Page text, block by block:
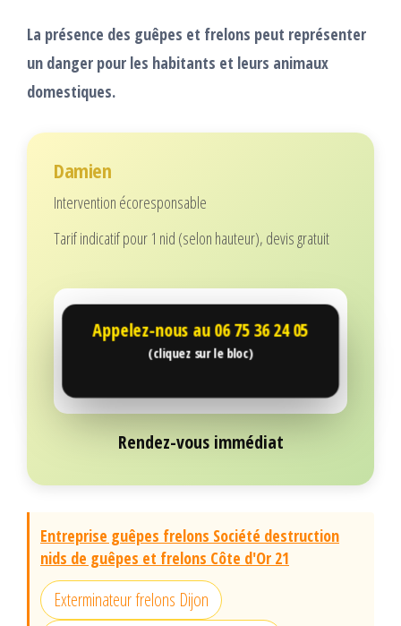
La présence des guêpes et frelons peut représenter
un danger pour les habitants et leurs animaux
domestiques.
Damien
Intervention écoresponsable
Tarif indicatif pour 1 nid (selon hauteur), devis gratuit
Appelez-nous au 06 75 36 24 05
(cliquez sur le bloc)
Rendez-vous immédiat
Entreprise guêpes frelons Société destruction
nids de guêpes et frelons Côte d'Or 21
Exterminateur frelons Dijon